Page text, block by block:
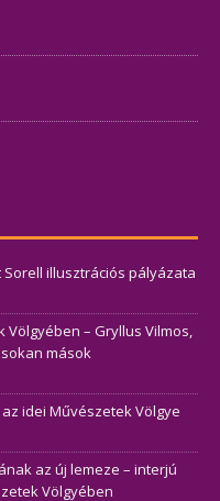
illusztrációs pályázata
– Gryllus Vilmos,
mások
idei Művészetek Völgye
az új lemeze – interjú
Völgyében